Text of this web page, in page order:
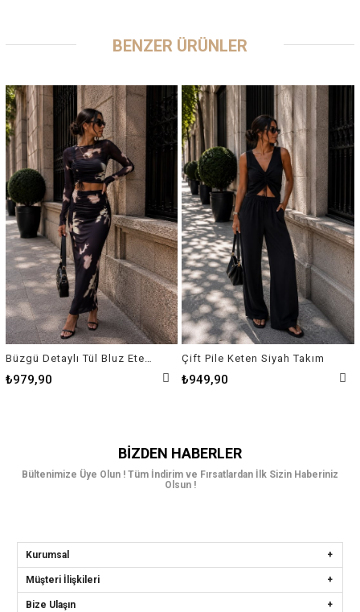
BENZER ÜRÜNLER
₺979,90
Çift Pile Keten Siyah Takım
₺949,90
BIZDEN HABERLER
Bültenimize Üye Olun ! Tüm İndirim ve Fırsatlardan İlk Sizin Haberiniz
Olsun !
Kurumsal
Müşteri İlişkileri
Bize Ulaşın